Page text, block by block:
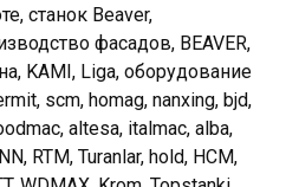
станок Beaver,
фасадов, BEAVER,
KAMI, Liga, оборудование
scm, homag, nanxing, bjd,
altesa, italmac, alba,
RTM, Turanlar, hold, HCM,